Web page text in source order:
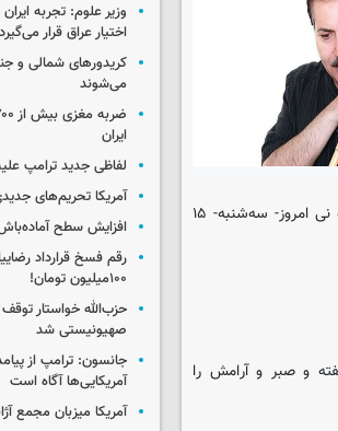
، جمشید عندلیبی موسیقیدان، آهنگساز و نوازنده نی امروز- سه‌شنبه- ۱۵
و صبر و آرامش را
وزیر علوم: تجربه
اختیار عراق قرار می‌گیرد
کریدورهای شمالی و
می‌شوند
ایران
لفاظی جدید ترامپ
آمریکا تحریم‌های
افزایش سطح
رقم فسخ قرارداد
۱۰۰میلیون تومان!
حزب‌الله خواستار
صهیونیستی شد
جانسون: ترامپ از
آمریکایی‌ها آگاه است
آمریکا میزبان مجمع